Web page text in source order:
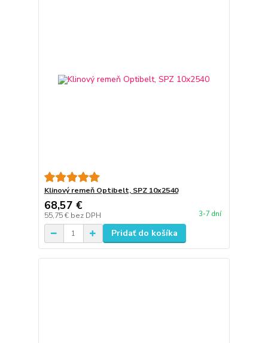
Klinový remeň Optibelt, SPZ 10x2540
68,57 €
55,75 € bez DPH 3-7 dní
Pridať do košíka